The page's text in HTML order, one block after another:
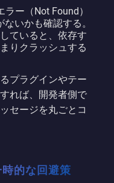
ラー（Not Found）
いかも確認する。
ていると、依存す
りクラッシュする
プラグインやテー
れば、開発者側で
セージを丸ごとコ
的な回避策